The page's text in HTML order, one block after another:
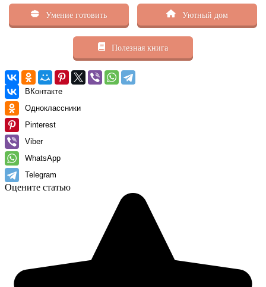
Умение готовить Уютный дом
Полезная книга
ВКонтакте
Одноклассники
Pinterest
Viber
WhatsApp
Telegram
Оцените статью